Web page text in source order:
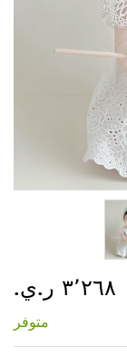
إلى
معرض
الصور
٣٬٢٦٨ ر.ي.‏
متوفر